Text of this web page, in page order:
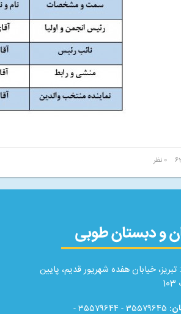
0 نظر
: تبریز، خیابان هفده شهریور قدیم، پایین
:
35579645 - 35579644 -